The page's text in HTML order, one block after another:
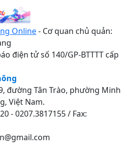
Online- Cơ quan chủ quản:
điện tử số 140/GP-BTTTT cấp
đường Tân Trào, phường Minh
Việt Nam.
- 0207.3817155 / Fax: